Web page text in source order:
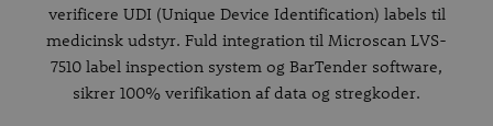
verificere UDI (Unique Device Identification) labels til
medicinsk udstyr. Fuld integration til Microscan LVS-
7510 label inspection system og BarTender software,
sikrer 100% verifikation af data og stregkoder.